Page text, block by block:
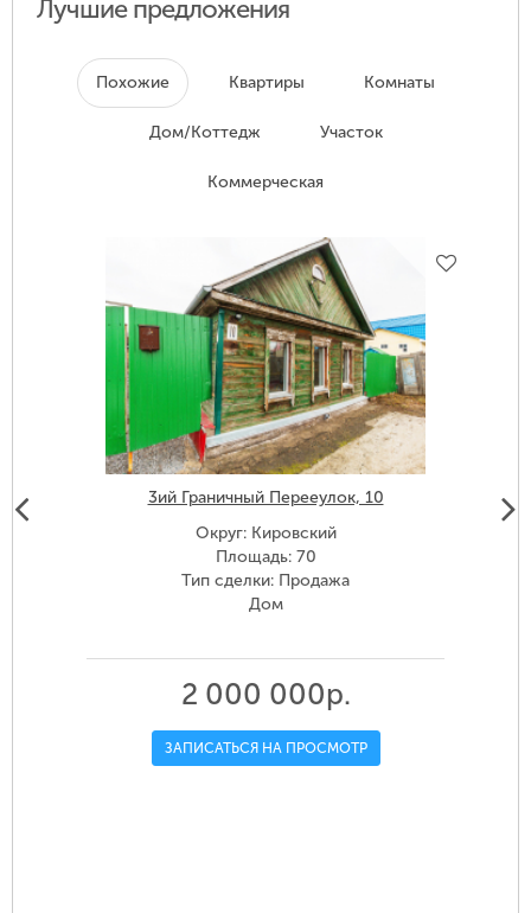
Лучшие предложения
Похожие Квартиры Комнаты
Дом/Коттедж Участок
Коммерческая
3ий Граничный Перееулок, 10
Округ: Кировский
Площадь: 70
Тип сделки: Продажа
Дом
2 000 000р.
ЗАПИСАТЬСЯ НА ПРОСМОТР